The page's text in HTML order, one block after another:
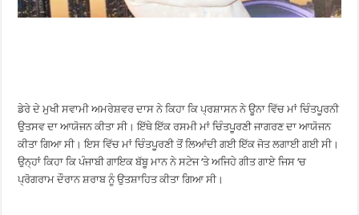
ਡੇਰੇ ਦੇ ਮੁਖੀ ਸਵਾਮੀ ਅਮਰੇਸ਼ਵਰ ਦਾਸ ਨੇ ਕਿਹਾ ਕਿ ਪ੍ਰਸ਼ਾਸਨ ਨੇ ਊਨਾ ਵਿੱਚ ਮਾਂ ਚਿੰਤਪੂਰਨੀ
ਉਤਸਵ ਦਾ ਆਯੋਜਨ ਕੀਤਾ ਸੀ। ਇੱਥੇ ਇੱਕ ਰਸਮੀ ਮਾਂ ਚਿੰਤਪੂਰਣੀ ਜਾਗਰਣ ਦਾ ਆਯੋਜਨ
ਕੀਤਾ ਗਿਆ ਸੀ। ਇਸ ਵਿੱਚ ਮਾਂ ਚਿੰਤਪੂਰਣੀ ਤੋਂ ਲਿਆਂਦੀ ਗਈ ਇੱਕ ਜੋਤ ਲਗਾਈ ਗਈ ਸੀ।
ਉਨ੍ਹਾਂ ਕਿਹਾ ਕਿ ਪੰਜਾਬੀ ਗਾਇਕ ਬੱਬੂ ਮਾਨ ਨੇ ਸਟੇਜ ‘ਤੇ ਅਜਿਹੇ ਗੀਤ ਗਾਏ ਜਿਸ ‘ਚ
ਪ੍ਰੋਗਰਾਮ ਦੌਰਾਨ ਸ਼ਰਾਬ ਨੂੰ ਉਤਸ਼ਾਹਿਤ ਕੀਤਾ ਗਿਆ ਸੀ।